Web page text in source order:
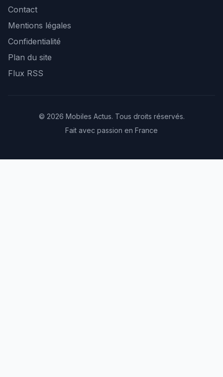
Contact
Mentions légales
Confidentialité
Plan du site
Flux RSS
© 2026 Mobiles Actus. Tous droits réservés.
Fait avec passion en France